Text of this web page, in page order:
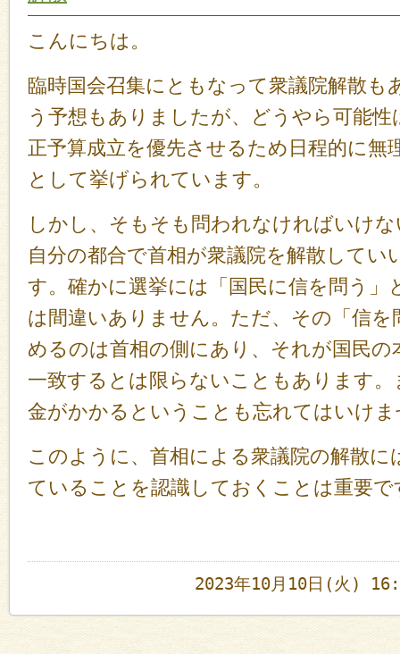
こんにちは。
臨時国会召集にともなって衆議院解散も
う予想もありましたが、どうやら可能
正予算成立を優先させるため日程的に無
として挙げられています。
しかし、そもそも問われなければいけ
自分の都合で首相が衆議院を解散してい
す。確かに選挙には「国民に信を問う」
は間違いありません。ただ、その「信を
めるのは首相の側にあり、それが国民
一致するとは限らないこともあります
金がかかるということも忘れてはいけ
このように、首相による衆議院の解散に
ていることを認識しておくことは重要で
2023年10月10日(火)